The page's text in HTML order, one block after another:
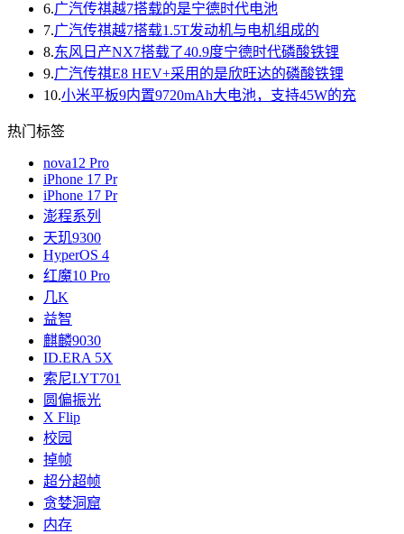
6.广汽传祺越7搭载的是宁德时代电池
7.广汽传祺越7搭载1.5T发动机与电机组成的
8.东风日产NX7搭载了40.9度宁德时代磷酸铁锂
9.广汽传祺E8 HEV+采用的是欣旺达的磷酸铁锂
10.小米平板9内置9720mAh大电池，支持45W的充
热门标签
nova12 Pro
iPhone 17 Pr
iPhone 17 Pr
澎程系列
天玑9300
HyperOS 4
红魔10 Pro
几K
益智
麒麟9030
ID.ERA 5X
索尼LYT701
圆偏振光
X Flip
校园
掉帧
超分超帧
贪婪洞窟
内存